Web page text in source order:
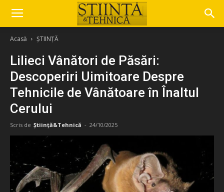
Acasă ȘTIINȚĂ
Lilieci Vânători de Păsări:
Descoperiri Uimitoare Despre
Tehnicile de Vânătoare în Înaltul
Cerului
Scris de Știință&Tehnică - 24/10/2025